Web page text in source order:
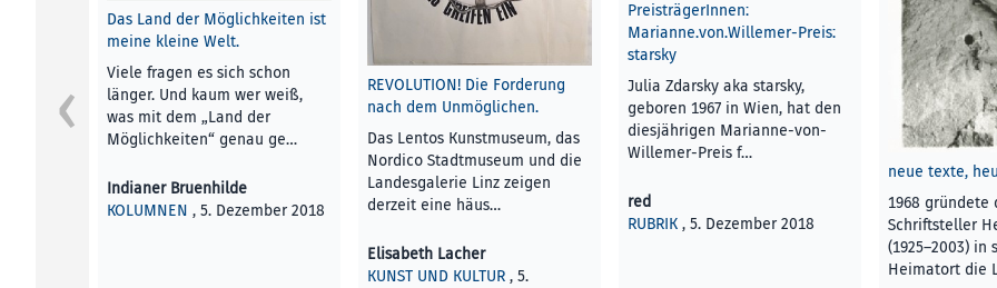
Das Land der Möglichkeiten ist
meine kleine Welt.
Viele fragen es sich schon
länger. Und kaum wer weiß,
was mit dem „Land der
Möglichkeiten“ genau ge…
Indianer Bruenhilde
KOLUMNEN , 5. Dezember 2018
REVOLUTION! Die Forderung
nach dem Unmöglichen.
Das Lentos Kunstmuseum, das
Nordico Stadtmuseum und die
Landesgalerie Linz zeigen
derzeit eine häus…
Elisabeth Lacher
KUNST UND KULTUR , 5.
PreisträgerInnen:
Marianne.von.Willemer-Preis:
starsky
Julia Zdarsky aka starsky,
geboren 1967 in Wien, hat den
diesjährigen Marianne-von-
Willemer-Preis f…
red
RUBRIK , 5. Dezember 2018
neue texte,
1968 gründete
Schriftsteller
(1925–2003) in
Heimatort die